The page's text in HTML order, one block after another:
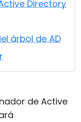
Directory
árbol de AD
de Active